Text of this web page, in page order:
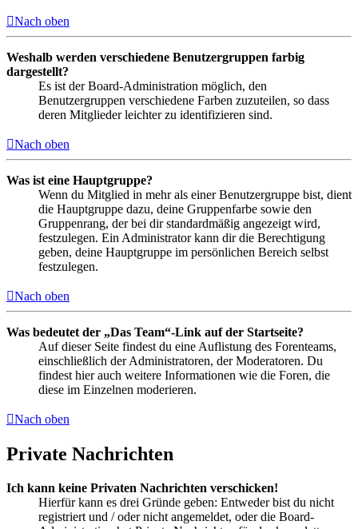
Nach oben
Weshalb werden verschiedene Benutzergruppen farbig
dargestellt?
Es ist der Board-Administration möglich, den
Benutzergruppen verschiedene Farben zuzuteilen, so dass
deren Mitglieder leichter zu identifizieren sind.
Nach oben
Was ist eine Hauptgruppe?
Wenn du Mitglied in mehr als einer Benutzergruppe bist, dient
die Hauptgruppe dazu, deine Gruppenfarbe sowie den
Gruppenrang, der bei dir standardmäßig angezeigt wird,
festzulegen. Ein Administrator kann dir die Berechtigung
geben, deine Hauptgruppe im persönlichen Bereich selbst
festzulegen.
Nach oben
Was bedeutet der „Das Team“-Link auf der Startseite?
Auf dieser Seite findest du eine Auflistung des Forenteams,
einschließlich der Administratoren, der Moderatoren. Du
findest hier auch weitere Informationen wie die Foren, die
diese im Einzelnen moderieren.
Nach oben
Private Nachrichten
Ich kann keine Privaten Nachrichten verschicken!
Hierfür kann es drei Gründe geben: Entweder bist du nicht
registriert und / oder nicht angemeldet, oder die Board-